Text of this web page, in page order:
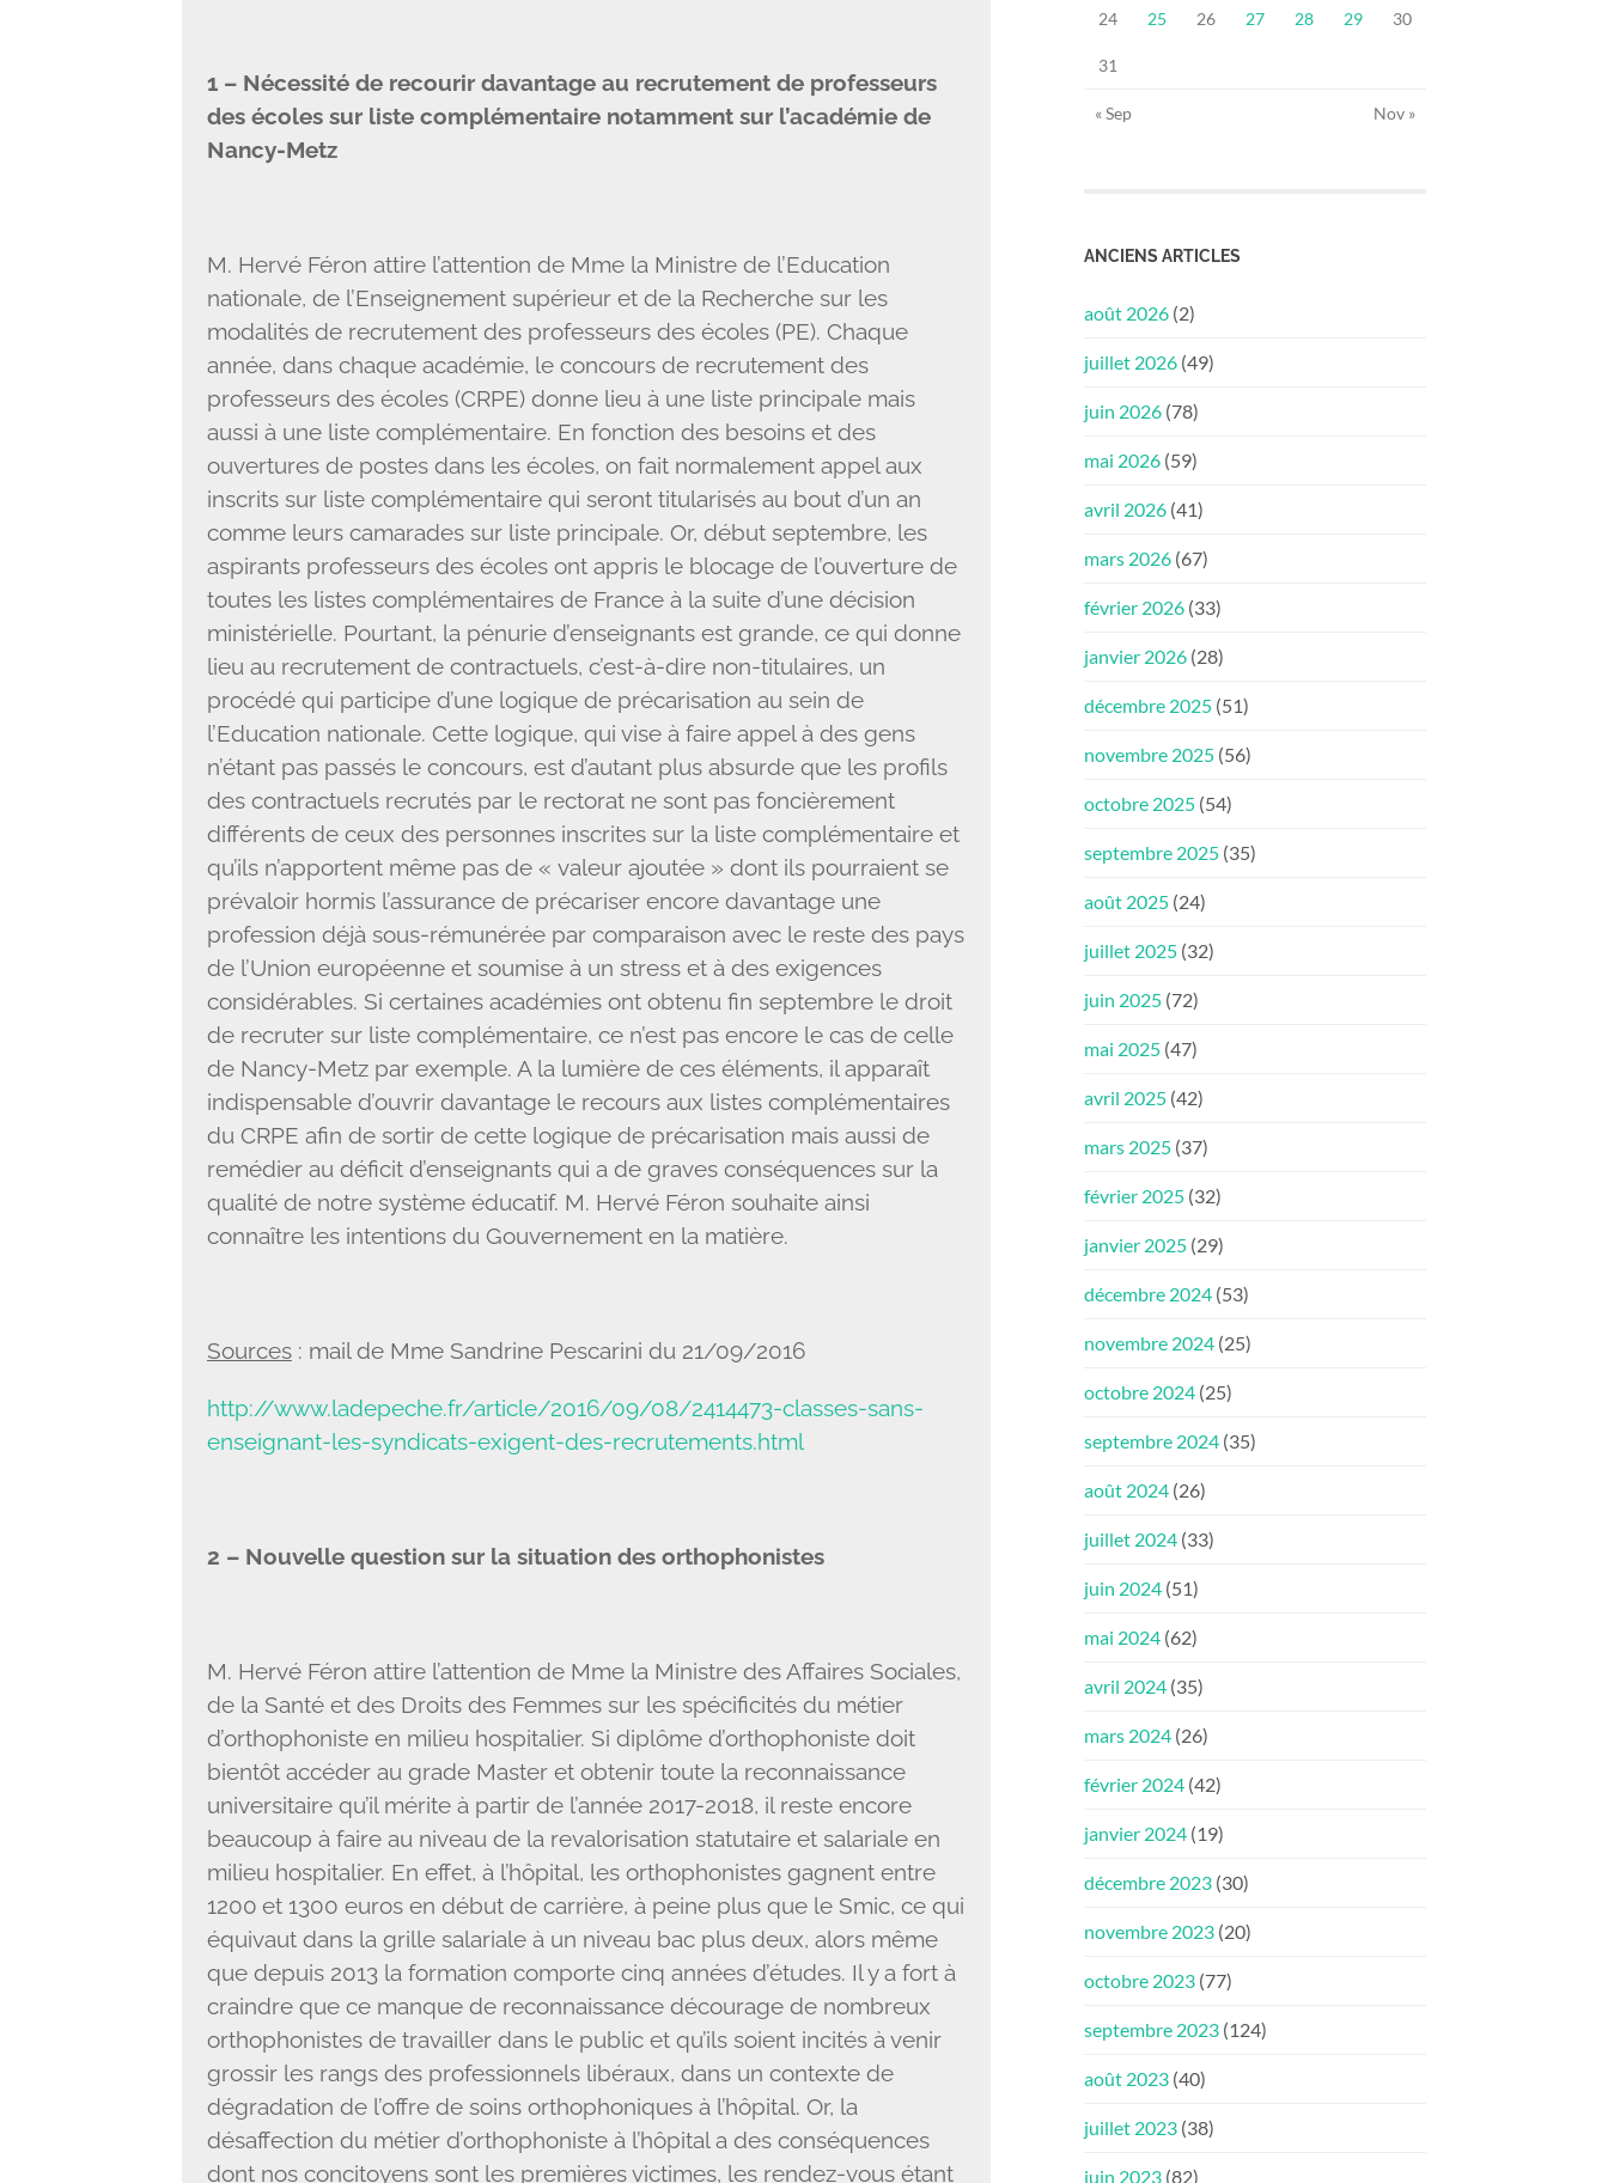
1 – Nécessité de recourir davantage au recrutement de professeurs
des écoles sur liste complémentaire notamment sur l’académie de
Nancy-Metz
M. Hervé Féron attire l’attention de Mme la Ministre de l’Education
nationale, de l’Enseignement supérieur et de la Recherche sur les
modalités de recrutement des professeurs des écoles (PE). Chaque
année, dans chaque académie, le concours de recrutement des
professeurs des écoles (CRPE) donne lieu à une liste principale mais
aussi à une liste complémentaire. En fonction des besoins et des
ouvertures de postes dans les écoles, on fait normalement appel aux
inscrits sur liste complémentaire qui seront titularisés au bout d’un an
comme leurs camarades sur liste principale. Or, début septembre, les
aspirants professeurs des écoles ont appris le blocage de l’ouverture de
toutes les listes complémentaires de France à la suite d’une décision
ministérielle. Pourtant, la pénurie d’enseignants est grande, ce qui donne
lieu au recrutement de contractuels, c’est-à-dire non-titulaires, un
procédé qui participe d’une logique de précarisation au sein de
l’Education nationale. Cette logique, qui vise à faire appel à des gens
n’étant pas passés le concours, est d’autant plus absurde que les profils
des contractuels recrutés par le rectorat ne sont pas foncièrement
différents de ceux des personnes inscrites sur la liste complémentaire et
qu’ils n’apportent même pas de « valeur ajoutée » dont ils pourraient se
prévaloir hormis l’assurance de précariser encore davantage une
profession déjà sous-rémunérée par comparaison avec le reste des pays
de l’Union européenne et soumise à un stress et à des exigences
considérables. Si certaines académies ont obtenu fin septembre le droit
de recruter sur liste complémentaire, ce n’est pas encore le cas de celle
de Nancy-Metz par exemple. A la lumière de ces éléments, il apparaît
indispensable d’ouvrir davantage le recours aux listes complémentaires
du CRPE afin de sortir de cette logique de précarisation mais aussi de
remédier au déficit d’enseignants qui a de graves conséquences sur la
qualité de notre système éducatif. M. Hervé Féron souhaite ainsi
connaître les intentions du Gouvernement en la matière.
Sources: mail de Mme Sandrine Pescarini du 21/09/2016
http://www.ladepeche.fr/article/2016/09/08/2414473-classes-sans-
enseignant-les-syndicats-exigent-des-recrutements.html
2 – Nouvelle question sur la situation des orthophonistes
M. Hervé Féron attire l’attention de Mme la Ministre des Affaires Sociales,
de la Santé et des Droits des Femmes sur les spécificités du métier
d’orthophoniste en milieu hospitalier. Si diplôme d’orthophoniste doit
bientôt accéder au grade Master et obtenir toute la reconnaissance
universitaire qu’il mérite à partir de l’année 2017-2018, il reste encore
beaucoup à faire au niveau de la revalorisation statutaire et salariale en
milieu hospitalier. En effet, à l’hôpital, les orthophonistes gagnent entre
1200 et 1300 euros en début de carrière, à peine plus que le Smic, ce qui
équivaut dans la grille salariale à un niveau bac plus deux, alors même
que depuis 2013 la formation comporte cinq années d’études. Il y a fort à
craindre que ce manque de reconnaissance décourage de nombreux
orthophonistes de travailler dans le public et qu’ils soient incités à venir
grossir les rangs des professionnels libéraux, dans un contexte de
dégradation de l’offre de soins orthophoniques à l’hôpital. Or, la
désaffection du métier d’orthophoniste à l’hôpital a des conséquences
dont nos concitoyens sont les premières victimes, les rendez-vous étant
24 25 26 27 28 29 30
31
« Sep Nov »
ANCIENS ARTICLES
août 2026 (2)
juillet 2026 (49)
juin 2026 (78)
mai 2026 (59)
avril 2026 (41)
mars 2026 (67)
février 2026 (33)
janvier 2026 (28)
décembre 2025 (51)
novembre 2025 (56)
octobre 2025 (54)
septembre 2025 (35)
août 2025 (24)
juillet 2025 (32)
juin 2025 (72)
mai 2025 (47)
avril 2025 (42)
mars 2025 (37)
février 2025 (32)
janvier 2025 (29)
décembre 2024 (53)
novembre 2024 (25)
octobre 2024 (25)
septembre 2024 (35)
août 2024 (26)
juillet 2024 (33)
juin 2024 (51)
mai 2024 (62)
avril 2024 (35)
mars 2024 (26)
février 2024 (42)
janvier 2024 (19)
décembre 2023 (30)
novembre 2023 (20)
octobre 2023 (77)
septembre 2023 (124)
août 2023 (40)
juillet 2023 (38)
juin 2023 (82)